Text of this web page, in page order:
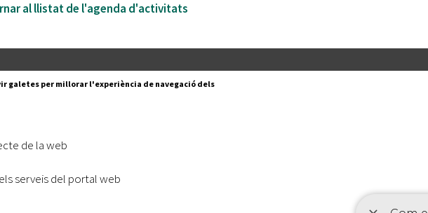
al llistat de l'agenda d'activitats
Layret, s/n
Segueix-nos a:
galetes per millorar l'experiència de navegació dels
de la web
serveis del portal web